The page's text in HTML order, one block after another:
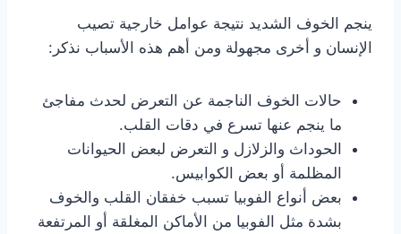
ينجم الخوف الشديد نتيجة عوامل خارجية تصيب
الإنسان و أخرى مجهولة ومن أهم هذه الأسباب نذكر:
حالات الخوف الناجمة عن التعرض لحدث مفاجئ
ما ينجم عنها تسرع في دقات القلب.
الحوداث والزلازل و التعرض لبعض الحيوانات
المظلمة أو بعض الكوابيس.
بعض أنواع الفوبيا تسبب خفقان القلب والخوف
بشدة مثل الفوبيا من الأماكن المغلقة أو المرتفعة